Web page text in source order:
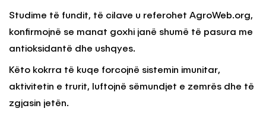
Studime të fundit, të cilave u referohet AgroWeb.org,
konfirmojnë se manat goxhi janë shumë të pasura me
antioksidantë dhe ushqyes.
Këto kokrra të kuqe forcojnë sistemin imunitar,
aktivitetin e trurit, luftojnë sëmundjet e zemrës dhe të
zgjasin jetën.